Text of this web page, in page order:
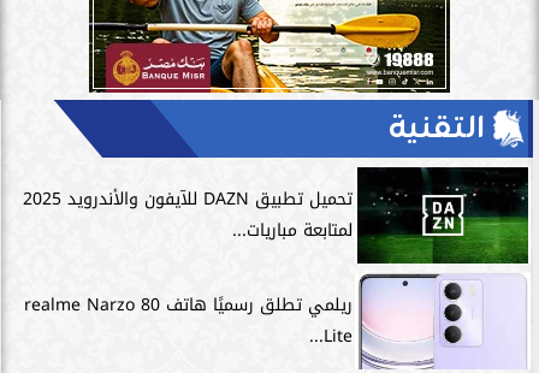
التقنية
تحميل تطبيق DAZN للآيفون والأندرويد 2025
لمتابعة مباريات...
ريلمي تطلق رسميًا هاتف realme Narzo 80
Lite...